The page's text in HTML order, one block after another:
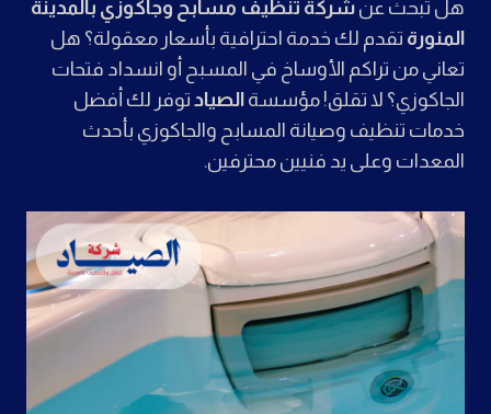
هل تبحث عن شركة تنظيف مسابح وجاكوزي بالمدينة
المنورة تقدم لك خدمة احترافية بأسعار معقولة؟ هل
تعاني من تراكم الأوساخ في المسبح أو انسداد فتحات
الجاكوزي؟ لا تقلق! مؤسسة الصياد توفر لك أفضل
خدمات تنظيف وصيانة المسابح والجاكوزي بأحدث
المعدات وعلى يد فنيين محترفين.